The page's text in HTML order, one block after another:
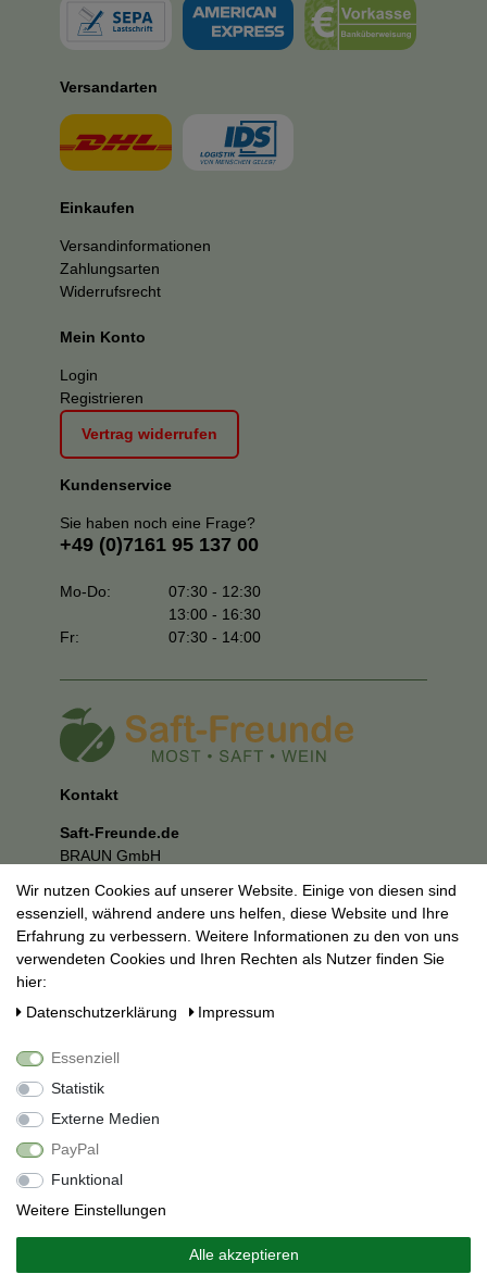
Versandarten
Einkaufen
Versandinformationen
Zahlungsarten
Widerrufsrecht
Mein Konto
Login
Registrieren
Vertrag widerrufen
Kundenservice
Sie haben noch eine Frage?
+49 (0)7161 95 137 00
Mo-Do:
07:30 - 12:30
13:00 - 16:30
Fr:
07:30 - 14:00
Kontakt
Saft-Freunde.de
BRAUN GmbH
73037 Göppingen
E-Mail:mail@saft-freunde.de
Unternehmen
Impressum
Social Media
Alle Preise inkl. 19% Mehrwertsteuer.
Wir nutzen Cookies auf unserer Website. Einige von diesen sind
essenziell, während andere uns helfen, diese Website und Ihre
Erfahrung zu verbessern. Weitere Informationen zu den von uns
verwendeten Cookies und Ihren Rechten als Nutzer finden Sie
hier:
Daten­schutz­erklärung
Impressum
Essenziell
Statistik
Externe Medien
PayPal
Funktional
Weitere Einstellungen
Alle akzeptieren